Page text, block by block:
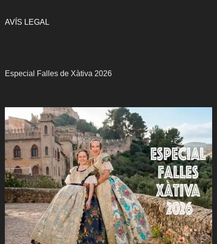
AVÍS LEGAL
Especial Falles de Xàtiva 2026